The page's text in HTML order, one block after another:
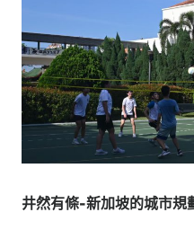
井然有條-新加坡的城市規